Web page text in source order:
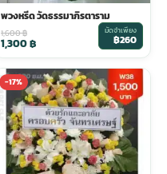
พวงหรีด วัดธรรมาภิรตาราม
1,600฿
1,300฿
มัดจำเพียง
฿260
-17%